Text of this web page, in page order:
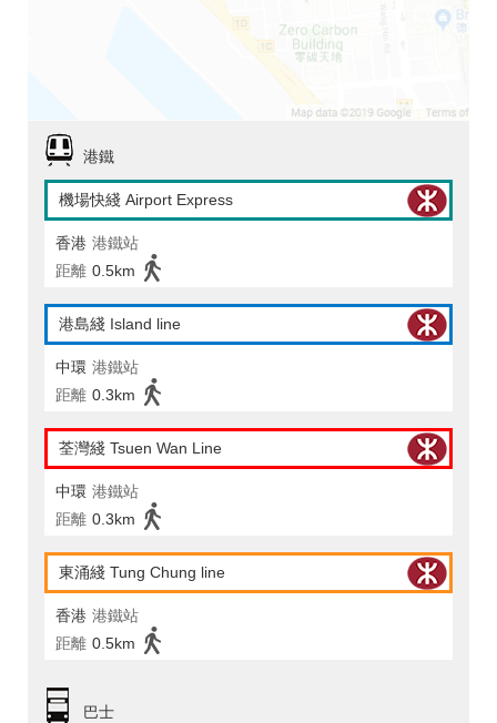
港鐵
機場快綫 Airport Express
香港 港鐵站
距離 0.5km
港島綫 Island line
中環 港鐵站
距離 0.3km
荃灣綫 Tsuen Wan Line
中環 港鐵站
距離 0.3km
東涌綫 Tung Chung line
香港 港鐵站
距離 0.5km
巴士